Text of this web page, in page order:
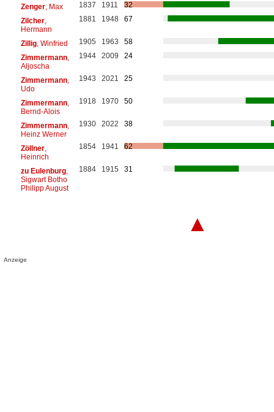
Zenger, Max 1837 1911
32
Zilcher,
Hermann
1881 1948 67
Zillig, Winfried 1905 1963
58
Zimmermann,
Aljoscha
1944 2009 24
Zimmermann,
Udo
1943 2021 25
Zimmermann,
Bernd-Alois
1918 1970 50
Zimmermann,
Heinz Werner
1930 2022 38
Zöllner,
Heinrich
1854 1941 62
zu Eulenburg,
Sigwart Botho
Philipp August
1884 1915 31
▲
Anzeige